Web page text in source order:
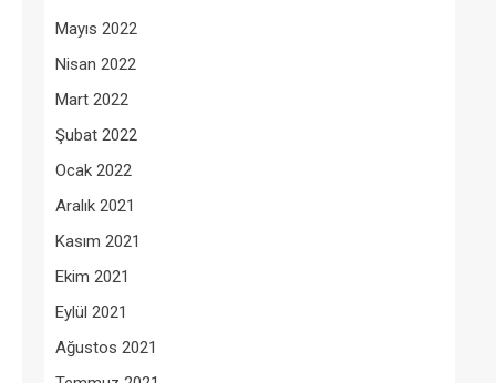
Mayıs 2022
Nisan 2022
Mart 2022
Şubat 2022
Ocak 2022
Aralık 2021
Kasım 2021
Ekim 2021
Eylül 2021
Ağustos 2021